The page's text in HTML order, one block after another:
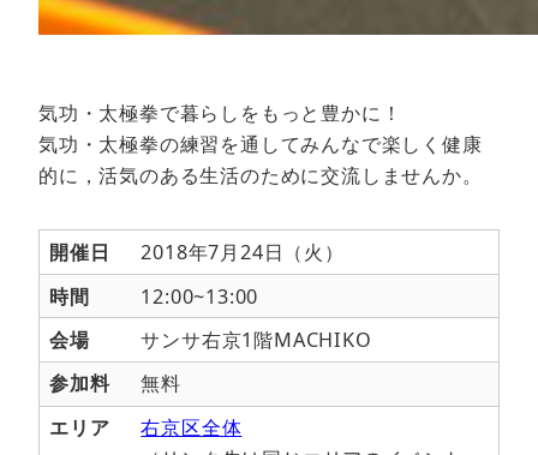
気功・太極拳で暮らしをもっと豊かに！
気功・太極拳の練習を通してみんなで楽しく健康
的に，活気のある生活のために交流しませんか。
開催日
2018年7月24日（火）
時間
12:00~13:00
会場
サンサ右京1階MACHIKO
参加料
無料
エリア
右京区全体